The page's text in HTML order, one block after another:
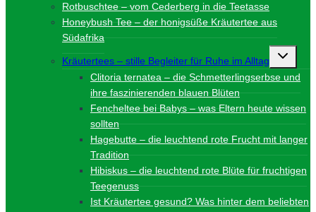
Rotbuschtee – vom Cederberg in die Teetasse
Honeybush Tee – der honigsüße Kräutertee aus
Südafrika
Kräutertees – stille Begleiter für Ruhe im Alltag
Clitoria ternatea – die Schmetterlingserbse und
ihre faszinierenden blauen Blüten
Fencheltee bei Babys – was Eltern heute wissen
sollten
Hagebutte – die leuchtend rote Frucht mit langer
Tradition
Hibiskus – die leuchtend rote Blüte für fruchtigen
Teegenuss
Ist Kräutertee gesund? Was hinter dem beliebten